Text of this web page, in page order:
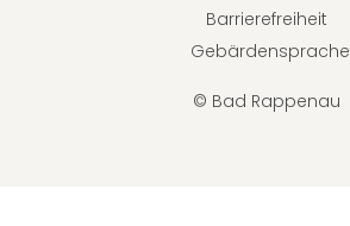
© Bad Rappenau
Barrierefreiheit
Gebärdensprache